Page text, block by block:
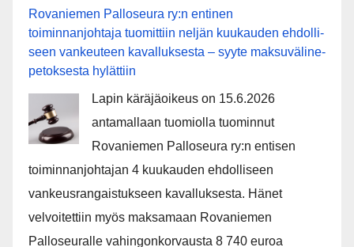
Rovaniemen Palloseura ry:n entinen
toiminnanjohtaja tuo­mit­tiin neljän kuu­kau­den eh­dol­li­
seen van­keu­teen ka­val­luk­ses­ta – syyte mak­su­vä­li­ne­
pe­tok­ses­ta hy­lät­tiin
Lapin käräjäoikeus on 15.6.2026
antamallaan tuomiolla tuominnut
Rovaniemen Palloseura ry:n entisen
toiminnanjohtajan 4 kuukauden ehdolliseen
vankeusrangaistukseen kavalluksesta. Hänet
velvoitettiin myös maksamaan Rovaniemen
Palloseuralle vahingonkorvausta 8 740 euroa